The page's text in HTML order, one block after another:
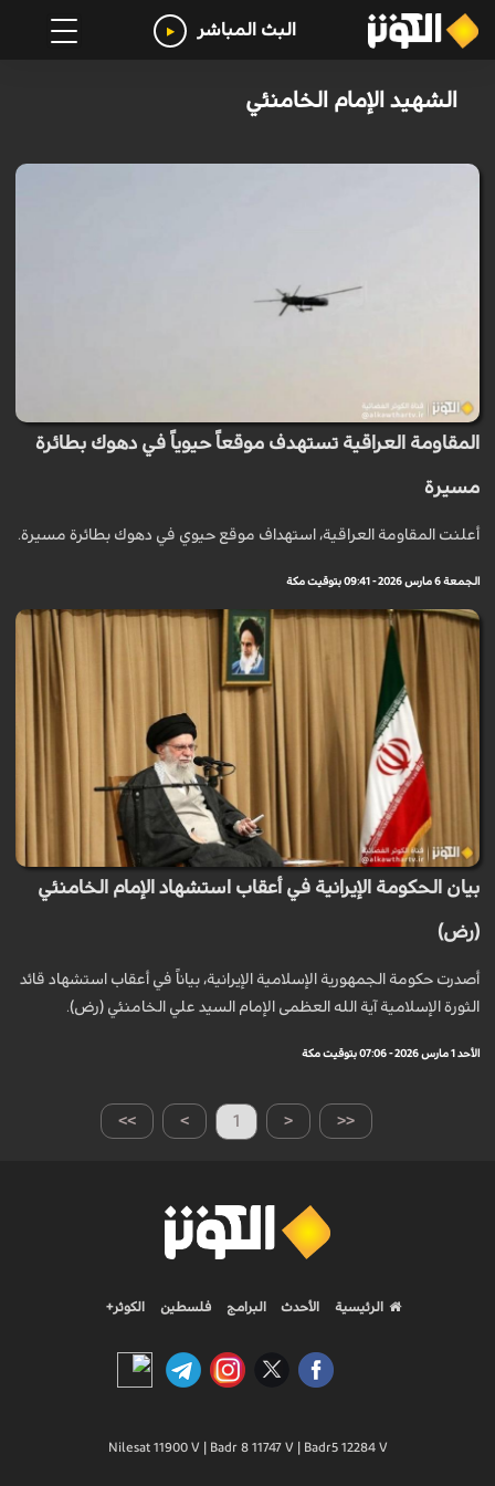
البث المباشر
الشهيد الإمام الخامنئي
المقاومة العراقية تستهدف موقعاً حيوياً في دهوك بطائرة
مسيرة
أعلنت المقاومة العراقية، استهداف موقع حيوي في دهوك بطائرة مسيرة.
الجمعة 6 مارس 2026 - 09:41 بتوقيت مكة
بيان الحكومة الإيرانية في أعقاب استشهاد الإمام الخامنئي
(رض)
أصدرت حكومة الجمهورية الإسلامية الإيرانية، بياناً في أعقاب استشهاد قائد
الثورة الإسلامية آية الله العظمى الإمام السيد علي الخامنئي (رض).
الأحد 1 مارس 2026 - 07:06 بتوقيت مكة
>> > 1 < <<
الرئيسية الأحدث البرامج فلسطين الكوثر+
Nilesat 11900 V | Badr 8 11747 V | Badr5 12284 V